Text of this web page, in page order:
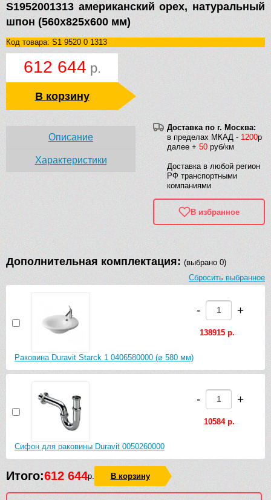
S1952001313 американский орех, натуральный
шпон (560х825х600 мм)
Код товара: S1 9520 0 1313
612 644 р.
В корзину
Доставка по г. Москва:
в пределах МКАД - 1200р
далее + 50 руб/км
Доставка в любой регион
РФ транспортными
компаниями
В избранное
Описание
Характеристики
Дополнительная комплектация: (выбрано 0)
Сбросить выбранное
Раковина Duravit Starck 1 0406580000 (⌀ 580 мм)
- +
138915 р.
Сифон для раковины Duravit 0050260000
- +
10584 р.
Итого:612 644р. В корзину